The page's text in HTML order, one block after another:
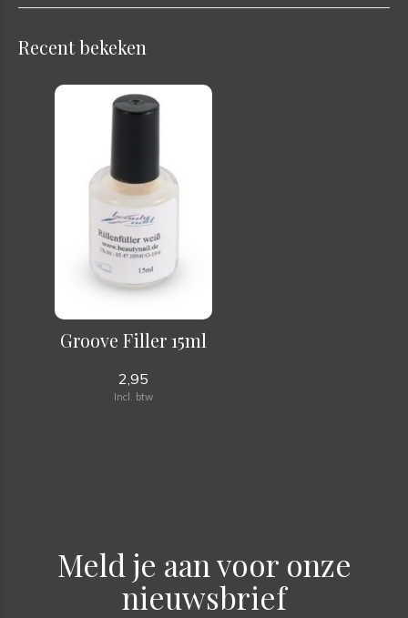
Recent bekeken
Groove Filler 15ml
2,95
Incl. btw
Meld je aan voor onze
nieuwsbrief